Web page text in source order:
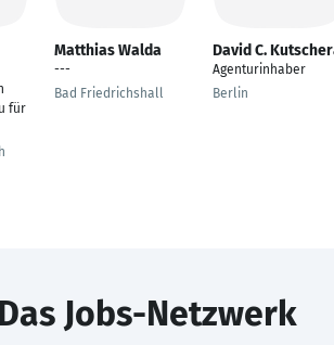
für
Matthias Walda
---
Bad Friedrichshall
David C.
Agenturinhaber
Berlin
Jobs-Netzwerk